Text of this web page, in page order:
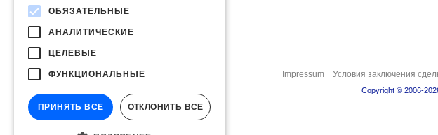
Impressum Условия заключения
Copyright © 2006-
ОБЯЗАТЕЛЬНЫЕ
АНАЛИТИЧЕСКИЕ
ЦЕЛЕВЫЕ
ФУНКЦИОНАЛЬНЫЕ
ПРИНЯТЬ ВСЕ ОТКЛОНИТЬ ВСЕ